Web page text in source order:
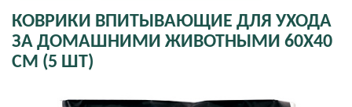
КОВРИКИ ВПИТЫВАЮЩИЕ ДЛЯ УХОДА
ЗА ДОМАШНИМИ ЖИВОТНЫМИ 60Х40
СМ (5 ШТ)